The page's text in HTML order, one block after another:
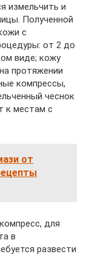
измельчить и
Полученной
с
от 2 до
виде; кожу
протяжении
компрессы,
чеснок
к местам с
от
для
в
развести